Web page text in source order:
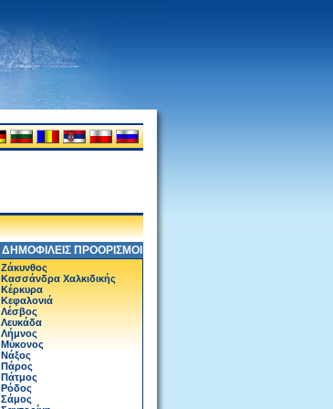
ΔΗΜΟΦΙΛΕΙΣ ΠΡΟΟΡΙΣΜΟΙ
Ζάκυνθος
Κασσάνδρα Χαλκιδικής
Κέρκυρα
Κεφαλονιά
Λέσβος
Λευκάδα
Λήμνος
Μύκονος
Νάξος
Πάρος
Πάτμος
Ρόδος
Σάμος